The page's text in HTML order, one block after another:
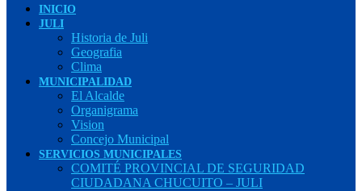
INICIO
JULI
Historia de Juli
Geografia
Clima
MUNICIPALIDAD
El Alcalde
Organigrama
Vision
Concejo Municipal
SERVICIOS MUNICIPALES
COMITÉ PROVINCIAL DE SEGURIDAD
CIUDADANA CHUCUITO – JULI